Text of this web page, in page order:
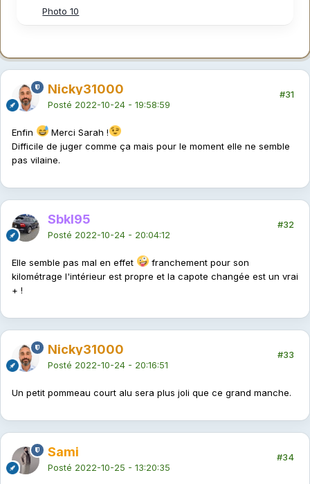
Photo 10
Nicky31000
Posté 2022-10-24 - 19:58:59
#31
Enfin
Merci Sarah !
Difficile de juger comme ça mais pour le moment elle ne semble
pas vilaine.
Sbkl95
Posté 2022-10-24 - 20:04:12
#32
Elle semble pas mal en effet
franchement pour son
kilométrage l'intérieur est propre et la capote changée est un vrai
+ !
Nicky31000
Posté 2022-10-24 - 20:16:51
#33
Un petit pommeau court alu sera plus joli que ce grand manche.
Sami
Posté 2022-10-25 - 13:20:35
#34